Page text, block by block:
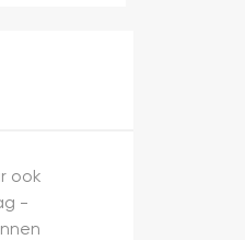
ook
-